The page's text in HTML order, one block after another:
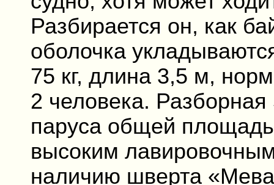
Разбирается он, как
оболочка
75 кг, длина 3,5 м,
2 человека.
паруса общей
высоким
наличию шверта